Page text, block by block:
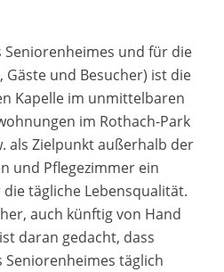
Seniorenheimes und für die
und Besucher) ist die
Kapelle im unmittelbaren
im Rothach-Park
als Zielpunkt außerhalb der
und Pflegezimmer ein
tägliche Lebensqualität.
auch künftig von Hand
daran gedacht, dass
täglich